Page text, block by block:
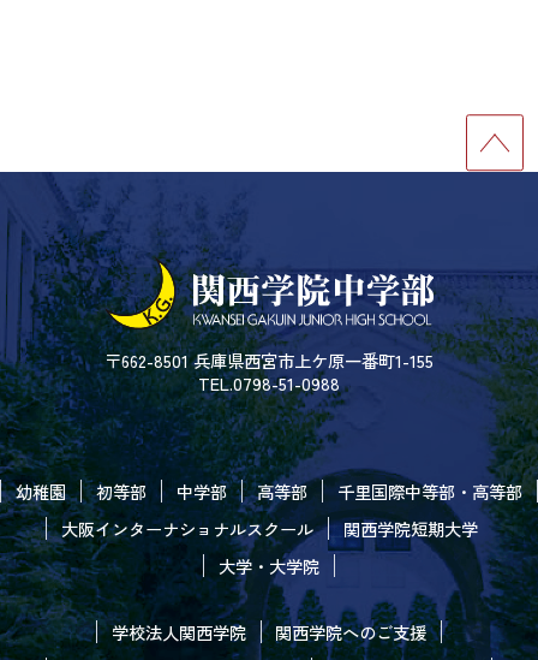
〒662-8501 兵庫県西宮市上ケ原一番町1-155
TEL.0798-51-0988
幼稚園 初等部 中学部 高等部
千里国際中等部・高等部
大阪インターナショナルスクール
関西学院短期大学
大学・大学院
学校法人関西学院
関西学院へのご支援